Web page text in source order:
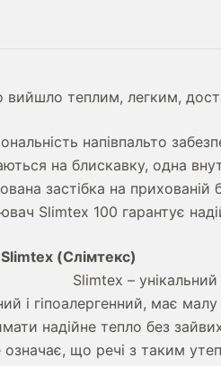
вийшло теплим, легким,
напівпальто
на блискавку, одна
застібка на прихованій
Slimtex 100 гарантує
(Слімтекс)
Slimtex –
і гіпоалергенний, має
надійне тепло без
означає, що речі з таким